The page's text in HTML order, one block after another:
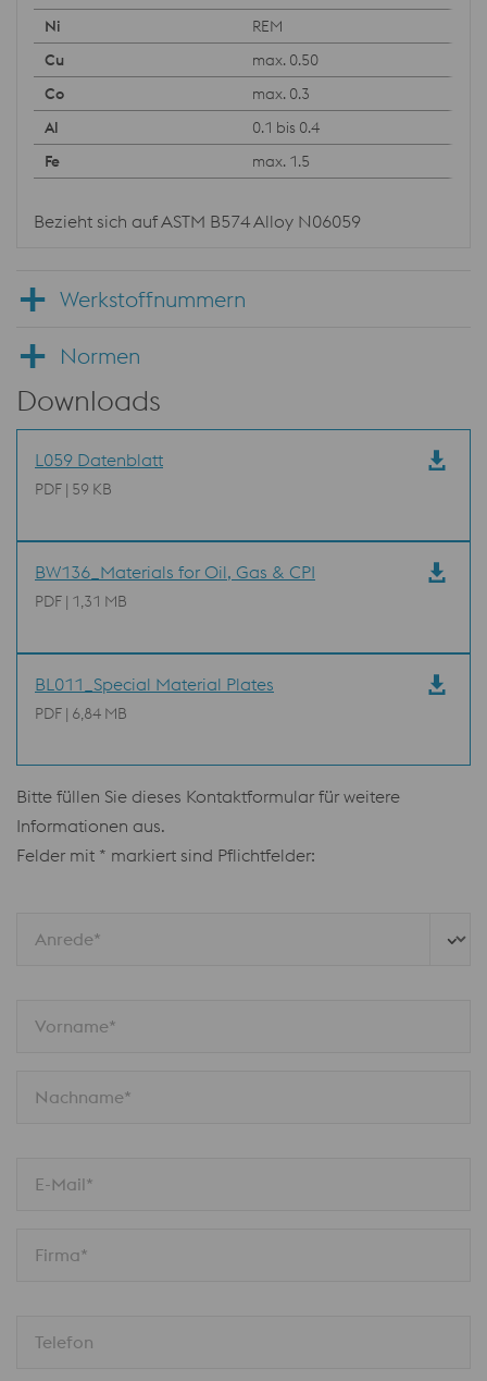
REM
max. 0.50
max. 0.3
0.1 bis 0.4
max. 1.5
Bezieht sich auf ASTM B574 Alloy N06059
Werkstoffnummern
Normen
Downloads
L059 Datenblatt
PDF | 59 KB
BW136_Materials for Oil, Gas & CPI
PDF | 1,31 MB
BL011_Special Material Plates
PDF | 6,84 MB
Bitte füllen Sie dieses Kontaktformular für weitere
Informationen aus.
Felder mit * markiert sind Pflichtfelder:
Anrede*
Vorname*
Nachname*
E-Mail*
Firma*
Telefon